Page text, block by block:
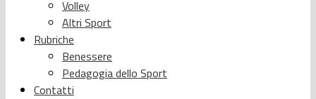
Volley
Altri Sport
Rubriche
Benessere
Pedagogia dello Sport
Contatti